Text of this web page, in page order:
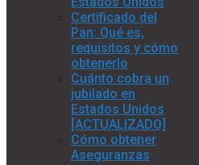
Certificado del
Pan: Qué es,
requisitos y cómo
obtenerlo
Cuánto cobra un
jubilado en
Estados Unidos
[ACTUALIZADO]
Cómo obtener
Aseguranzas